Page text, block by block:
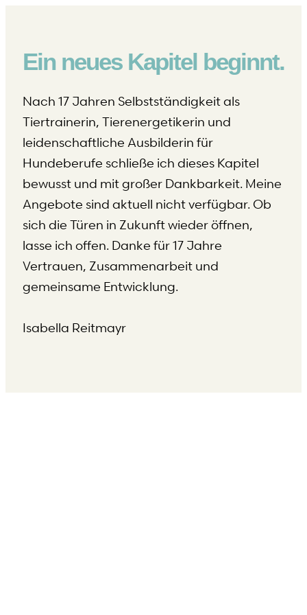
Ein neues Kapitel beginnt.
Nach 17 Jahren Selbstständigkeit als
Tiertrainerin, Tierenergetikerin und
leidenschaftliche Ausbilderin für
Hundeberufe schließe ich dieses Kapitel
bewusst und mit großer Dankbarkeit. Meine
Angebote sind aktuell nicht verfügbar. Ob
sich die Türen in Zukunft wieder öffnen,
lasse ich offen. Danke für 17 Jahre
Vertrauen, Zusammenarbeit und
gemeinsame Entwicklung.
Isabella Reitmayr